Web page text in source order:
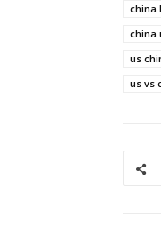
china
china
us
us vs